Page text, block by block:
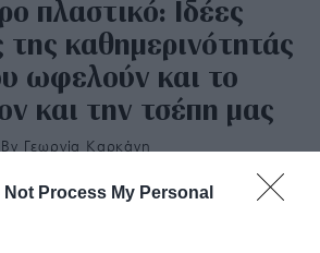
Not Process My Personal
πλαστικό: Ιδέες
καθημερινότητάς
ωφελούν και το
και την τσέπη μας
By Γεωργία Καρκάνη